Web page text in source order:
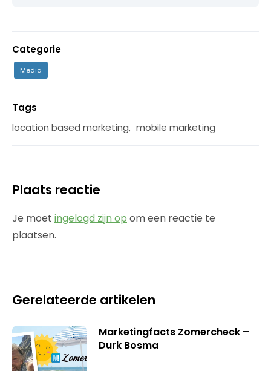
Categorie
Media
Tags
location based marketing, mobile marketing
Plaats reactie
Je moet ingelogd zijn op om een reactie te
plaatsen.
Gerelateerde artikelen
Marketingfacts Zomercheck –
Durk Bosma